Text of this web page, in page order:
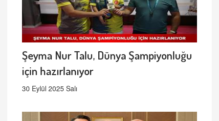
Şeyma Nur Talu, Dünya Şampiyonluğu
için hazırlanıyor
30 Eylül 2025 Salı